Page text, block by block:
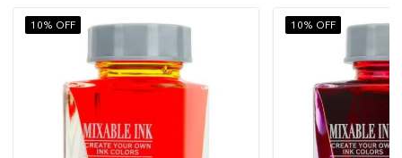
10% OFF 10% OFF